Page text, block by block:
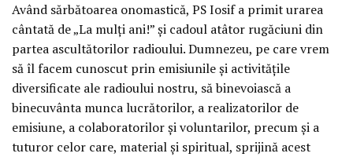
Având sărbătoarea onomastică, PS Iosif a primit urarea
cântată de „La mulți ani!” și cadoul atâtor rugăciuni din
partea ascultătorilor radioului. Dumnezeu, pe care vrem
să îl facem cunoscut prin emisiunile și activitățile
diversificate ale radioului nostru, să binevoiască a
binecuvânta munca lucrătorilor, a realizatorilor de
emisiune, a colaboratorilor și voluntarilor, precum și a
tuturor celor care, material și spiritual, sprijină acest